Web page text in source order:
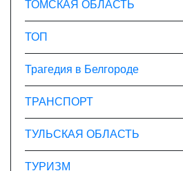
ТОМСКАЯ ОБЛАСТЬ
ТОП
Трагедия в Белгороде
ТРАНСПОРТ
ТУЛЬСКАЯ ОБЛАСТЬ
ТУРИЗМ